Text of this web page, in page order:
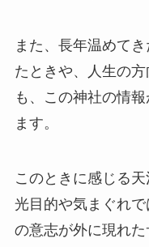
また、長年温めて
たときや、人生の
も、この神社の情
ます。
このときに感じる
光目的や気まぐれ
の意志が外に現れた